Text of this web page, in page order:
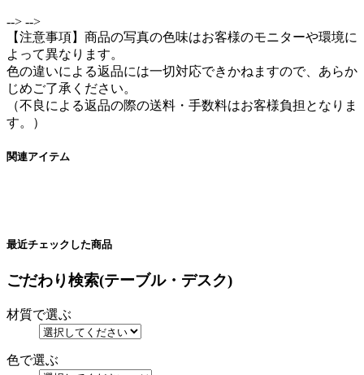
--> -->
【注意事項】商品の写真の色味はお客様のモニターや環境に
よって異なります。
色の違いによる返品には一切対応できかねますので、あらか
じめご了承ください。
（不良による返品の際の送料・手数料はお客様負担となりま
す。）
関連アイテム
最近チェックした商品
ごだわり検索(テーブル・デスク)
材質で選ぶ
色で選ぶ